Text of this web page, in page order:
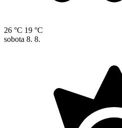
26 °C 19 °C
sobota 8. 8.